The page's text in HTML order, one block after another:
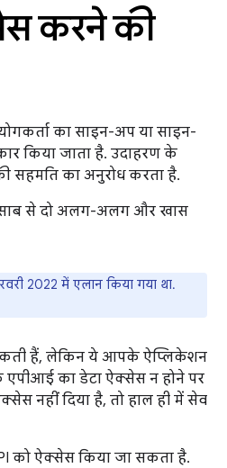
करने की
का साइन-अप या साइन-
किया जाता है. उदाहरण के
सहमति का अनुरोध करता है.
से दो अलग-अलग और खास
2022 में एलान किया गया था.
हैं, लेकिन ये आपके ऐप्लिकेशन
एपीआई का डेटा ऐक्सेस न होने पर
नहीं दिया है, तो हाल ही में सेव
को ऐक्सेस किया जा सकता है.